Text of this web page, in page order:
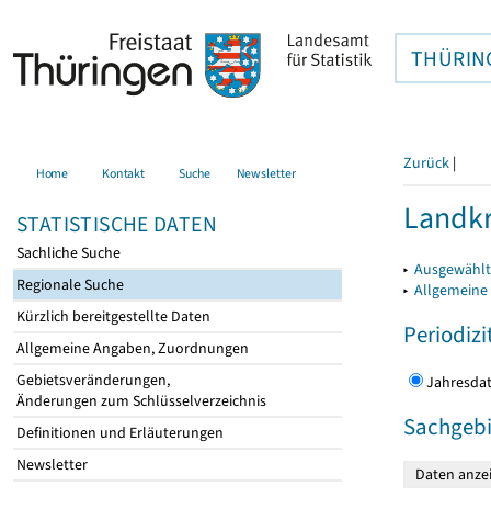
Home Kontakt Suche Newsletter
STATISTISCHE DATEN
Sachliche Suche
Regionale Suche
Kürzlich bereitgestellte Daten
Allgemeine Angaben, Zuordnungen
Gebietsveränderungen,
Änderungen zum Schlüsselverzeichnis
Definitionen und Erläuterungen
Newsletter
Zurück |
▸
▸